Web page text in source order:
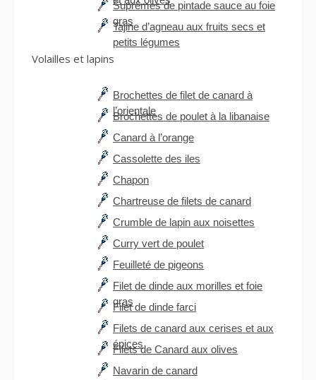
Suprêmes de pintade sauce au foie
gras
Tajine d’agneau aux fruits secs et
petits légumes
Volailles et lapins
Brochettes de filet de canard à
l’orientale
Brochettes de poulet à la libanaise
Canard à l’orange
Cassolette des iles
Chapon
Chartreuse de filets de canard
Crumble de lapin aux noisettes
Curry vert de poulet
Feuilleté de pigeons
Filet de dinde aux morilles et foie
gras
Filet de dinde farci
Filets de canard aux cerises et aux
épices
Filets de Canard aux olives
Navarin de canard